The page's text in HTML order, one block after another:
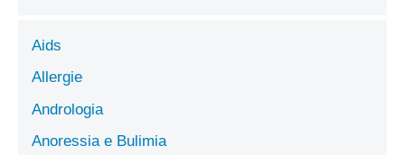
Aids
Allergie
Andrologia
Anoressia e Bulimia